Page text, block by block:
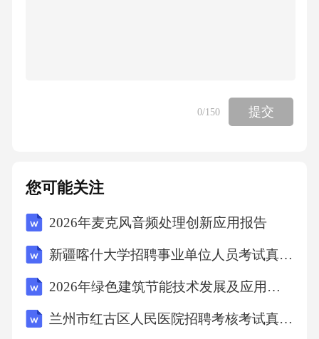
BEQE,已知0A=0E,且NOAE=75。.
⑵如图②，连接DE,求证：54E+BE=DE.
①
创新拓展题
0/150 提交
您可能关注
2026年麦克风音频处理创新应用报告
新疆喀什大学招聘事业单位人员考试真题2025
2026年绿色建筑节能技术发展及应用报告
兰州市红古区人民医院招聘考核考试真题2025